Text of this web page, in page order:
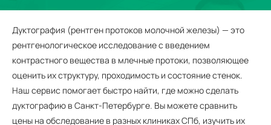
Дуктография (рентген протоков молочной железы) — это
рентгенологическое исследование с введением
контрастного вещества в млечные протоки, позволяющее
оценить их структуру, проходимость и состояние стенок.
Наш сервис помогает быстро найти, где можно сделать
дуктографию в Санкт-Петербурге. Вы можете сравнить
цены на обследование в разных клиниках СПб, изучить их